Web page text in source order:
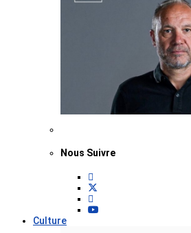
Nous Suivre
Culture